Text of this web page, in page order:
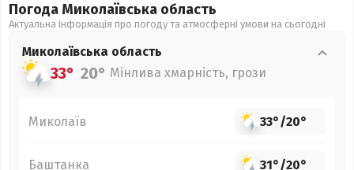
Погода Миколаївська область
Актуальна інформація про погоду та атмосферні умови на сьогодні
Миколаївська область
33° 20° Мінлива хмарність, грози
Миколаїв 33°/20°
Баштанка 31°/20°